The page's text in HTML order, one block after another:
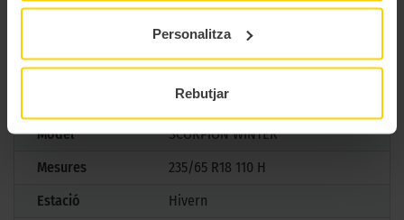
Personalitza
Rebutjar
control sense renunciar al confort.
Pirelli
Model
SCORPION WINTER
Mesures
235/65 R18 110 H
Estació
Hivern